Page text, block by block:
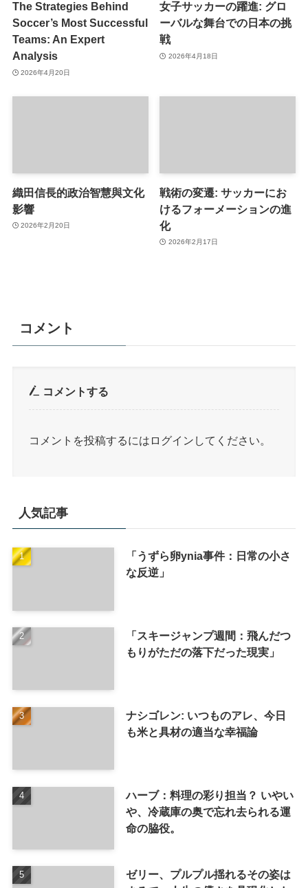
人気記事
「うずら卵ynia事件：日常の小さ
な反逆」
「スキージャンプ週間：飛んだつ
もりがただの落下だった現実」
ナシゴレン: いつものアレ、今日
も米と具材の適当な幸福論
ハーブ：料理の彩り担当？ いやい
や、冷蔵庫の奥で忘れ去られる運
命の脇役。
ゼリー、プルプル揺れるその姿は
The Strategies Behind
Soccer’s Most Successful
Teams: An Expert
Analysis
2026年4月20日
女子サッカーの躍進: グロ
ーバルな舞台での日本の挑
戦
2026年4月18日
織田信長的政治智慧與文化
影響
2026年2月20日
戦術の変遷: サッカーにお
けるフォーメーションの進
化
2026年2月17日
コメント
コメントする
コメントを投稿するには ログイン してください。